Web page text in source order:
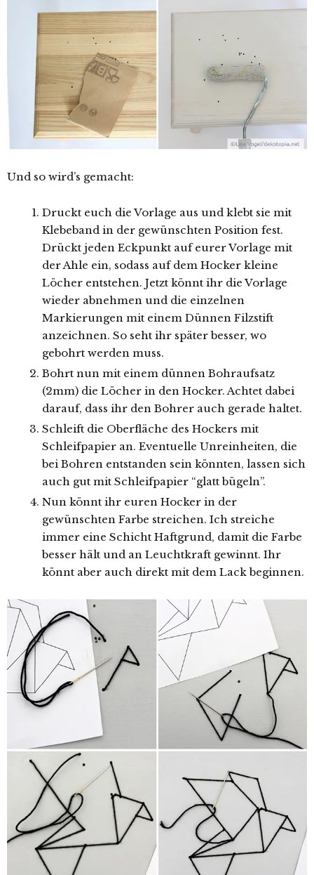
Und so wird’s gemacht:
Druckt euch die Vorlage aus und klebt sie mit
Klebeband in der gewünschten Position fest.
Drückt jeden Eckpunkt auf eurer Vorlage mit
der Ahle ein, sodass auf dem Hocker kleine
Löcher entstehen. Jetzt könnt ihr die Vorlage
wieder abnehmen und die einzelnen
Markierungen mit einem Dünnen Filzstift
anzeichnen. So seht ihr später besser, wo
gebohrt werden muss.
Bohrt nun mit einem dünnen Bohraufsatz
(2mm) die Löcher in den Hocker. Achtet dabei
darauf, dass ihr den Bohrer auch gerade haltet.
Schleift die Oberfläche des Hockers mit
Schleifpapier an. Eventuelle Unreinheiten, die
bei Bohren entstanden sein könnten, lassen sich
auch gut mit Schleifpapier “glatt bügeln”.
Nun könnt ihr euren Hocker in der
gewünschten Farbe streichen. Ich streiche
immer eine Schicht Haftgrund, damit die Farbe
besser hält und an Leuchtkraft gewinnt. Ihr
könnt aber auch direkt mit dem Lack beginnen.